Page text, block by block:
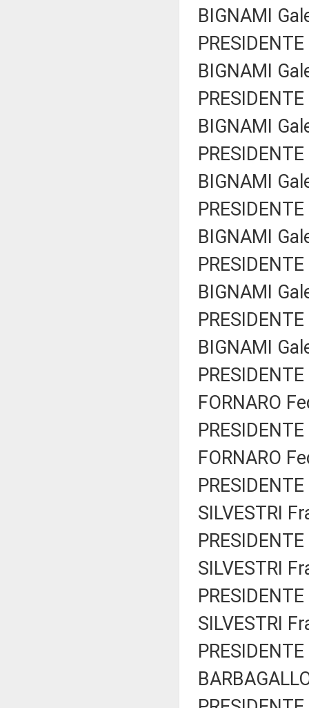
BIGNAMI
BIGNAMI
BIGNAMI
BIGNAMI
BIGNAMI
BIGNAMI
BIGNAMI
FORNARO
FORNARO
SILVESTRI
SILVESTRI
SILVESTRI